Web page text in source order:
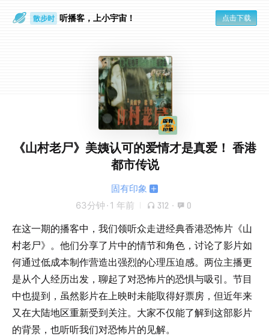
散步时 听播客，上小宇宙！ 点击下载
《山村老尸》美姨认可的爱情才是真爱！ 香港
都市传说
固有印象
63分钟 · 1 年前 312 · 0
在这一期的播客中，我们领听众走进经典香港恐怖片《山
村老尸》。他们分享了片中的情节和角色，讨论了影片如
何通过低成本制作营造出强烈的心理压迫感。两位主播更
是从个人经历出发，聊起了对恐怖片的恐惧与吸引。节目
中也提到，虽然影片在上映时未能取得好票房，但近年来
又在大陆地区重新受到关注。大家不仅能了解到这部影片
的背景，也听听我们对恐怖片的见解。